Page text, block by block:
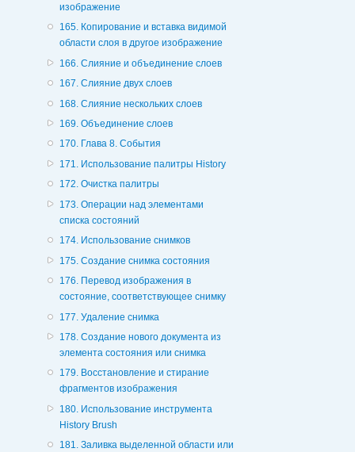
изображение
165. Копирование и вставка видимой
области слоя в другое изображение
166. Слияние и объединение слоев
167. Слияние двух слоев
168. Слияние нескольких слоев
169. Объединение слоев
170. Глава 8. События
171. Использование палитры History
172. Очистка палитры
173. Операции над элементами
списка состояний
174. Использование снимков
175. Создание снимка состояния
176. Перевод изображения в
состояние, соответствующее снимку
177. Удаление снимка
178. Создание нового документа из
элемента состояния или снимка
179. Восстановление и стирание
фрагментов изображения
180. Использование инструмента
History Brush
181. Заливка выделенной области или